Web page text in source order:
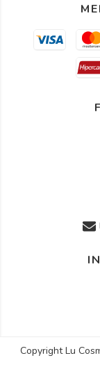
Copyright Lu